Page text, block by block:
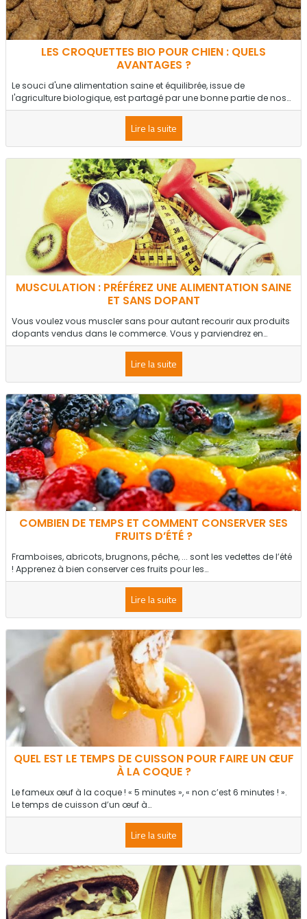
LES CROQUETTES BIO POUR CHIEN : QUELS
AVANTAGES ?
Le souci d'une alimentation saine et équilibrée, issue de
l'agriculture biologique, est partagé par une bonne partie de nos…
Lire la suite
MUSCULATION : PRÉFÉREZ UNE ALIMENTATION SAINE
ET SANS DOPANT
Vous voulez vous muscler sans pour autant recourir aux produits
dopants vendus dans le commerce. Vous y parviendrez en…
Lire la suite
COMBIEN DE TEMPS ET COMMENT CONSERVER SES
FRUITS D’ÉTÉ ?
Framboises, abricots, brugnons, pêche, ... sont les vedettes de l’été
! Apprenez à bien conserver ces fruits pour les…
Lire la suite
QUEL EST LE TEMPS DE CUISSON POUR FAIRE UN ŒUF
À LA COQUE ?
Le fameux œuf à la coque ! « 5 minutes », « non c’est 6 minutes ! ».
Le temps de cuisson d’un œuf à…
Lire la suite